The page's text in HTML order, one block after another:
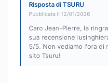
Risposta di TSURU
Pubblicata il 12/01/2026
Caro Jean-Pierre, la
sua recensione
5/5. Non vediamo l'ora di
sito Tsuru!